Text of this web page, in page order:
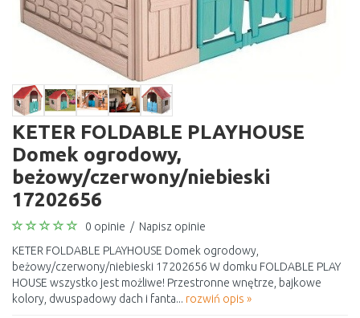
KETER FOLDABLE PLAYHOUSE
Domek ogrodowy,
beżowy/czerwony/niebieski
17202656
0 opinie / Napisz opinie
KETER FOLDABLE PLAYHOUSE Domek ogrodowy,
beżowy/czerwony/niebieski 17202656 W domku FOLDABLE PLAY
HOUSE wszystko jest możliwe! Przestronne wnętrze, bajkowe
kolory, dwuspadowy dach i fanta... rozwiń opis »